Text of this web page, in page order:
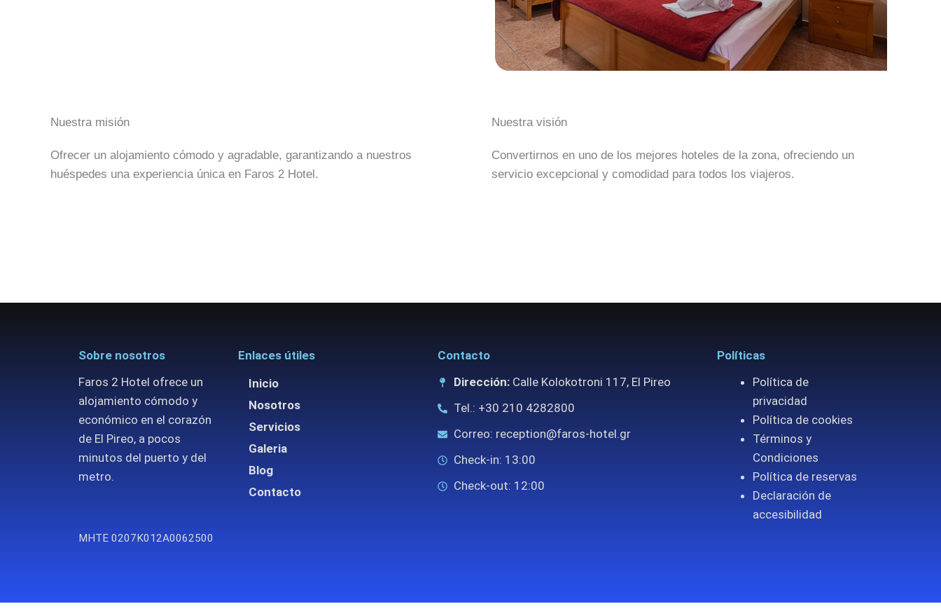
Nuestra misión
Ofrecer un alojamiento cómodo y agradable, garantizando a nuestros
huéspedes una experiencia única en Faros 2 Hotel.
Nuestra visión
Convertirnos en uno de los mejores hoteles de la zona, ofreciendo un
servicio excepcional y comodidad para todos los viajeros.
Sobre nosotros
Faros 2 Hotel ofrece un
alojamiento cómodo y
económico en el corazón
de El Pireo, a pocos
minutos del puerto y del
metro.
ΜΗΤΕ 0207Κ012Α0062500
Enlaces útiles
Inicio
Nosotros
Servicios
Galeria
Blog
Contacto
Contacto
Dirección:Calle Kolokotroni 117, El Pireo
Tel.: +30 210 4282800
Correo: reception@faros-hotel.gr
Check-in: 13:00
Check-out: 12:00
Políticas
Política de
privacidad
Política de cookies
Términos y
Condiciones
Política de reservas
Declaración de
accesibilidad